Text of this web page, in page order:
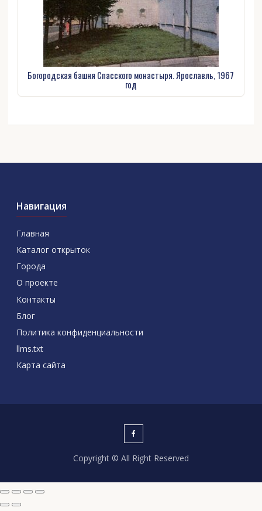
Богородская башня Спасского монастыря. Ярославль, 1967
год
Навигация
Главная
Каталог открыток
Города
О проекте
Контакты
Блог
Политика конфиденциальности
llms.txt
Карта сайта
Copyright © All Right Reserved